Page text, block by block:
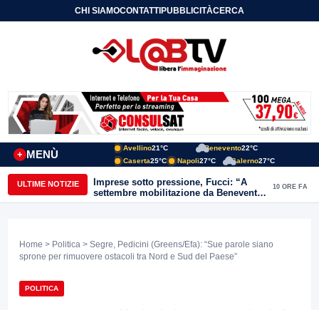
CHI SIAMOCONTATTIPUBBLICITÀCERCA
MENÙ
+
Avellino21°C Benevento22°C
Caserta25°C Napoli27°C Salerno27°C
ULTIME NOTIZIE
Imprese sotto pressione, Fucci: “A
settembre mobilitazione da Benevento
e Avellino”
10 ORE FA
Home > Politica > Segre, Pedicini (Greens/Efa): “Sue parole siano
sprone per rimuovere ostacoli tra Nord e Sud del Paese”
POLITICA